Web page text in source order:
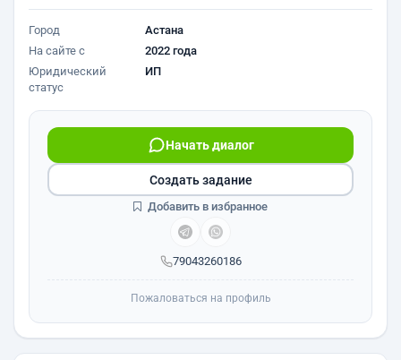
Город
Астана
На сайте с
2022 года
Юридический
статус
ИП
79043260186
Начать диалог
Создать задание
Добавить в избранное
Пожаловаться на профиль